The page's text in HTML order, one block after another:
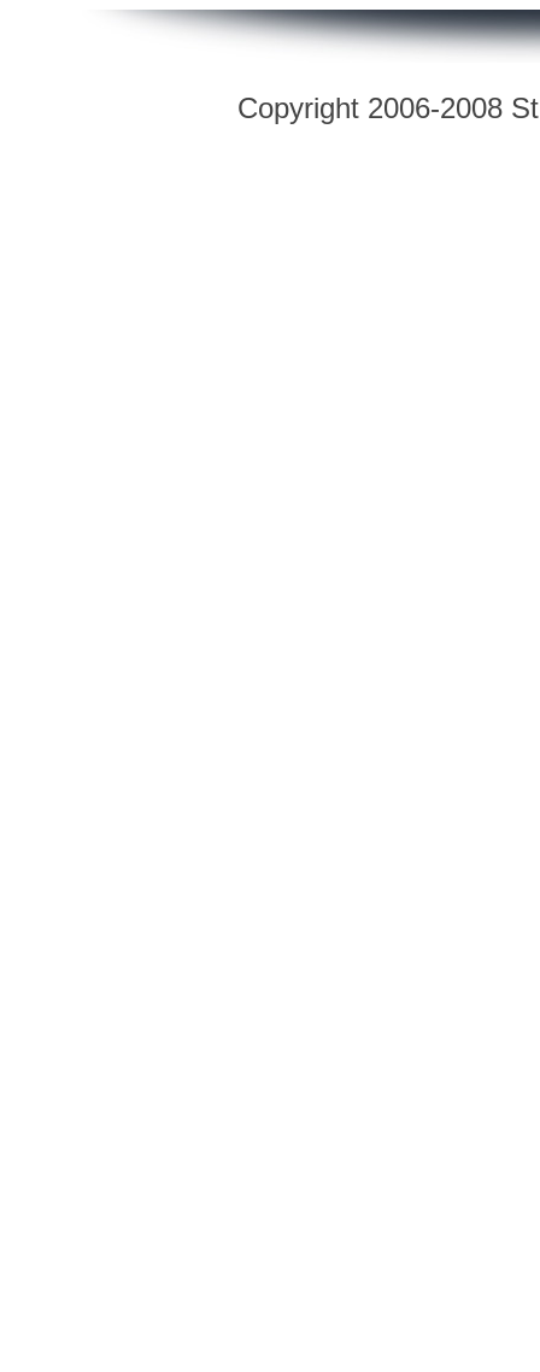
Copyright 2006-2008